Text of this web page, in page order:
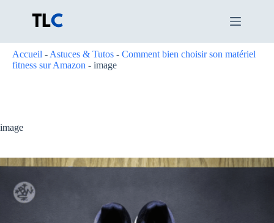
Accueil - Astuces & Tutos - Comment bien choisir son matériel
fitness sur Amazon - image
image